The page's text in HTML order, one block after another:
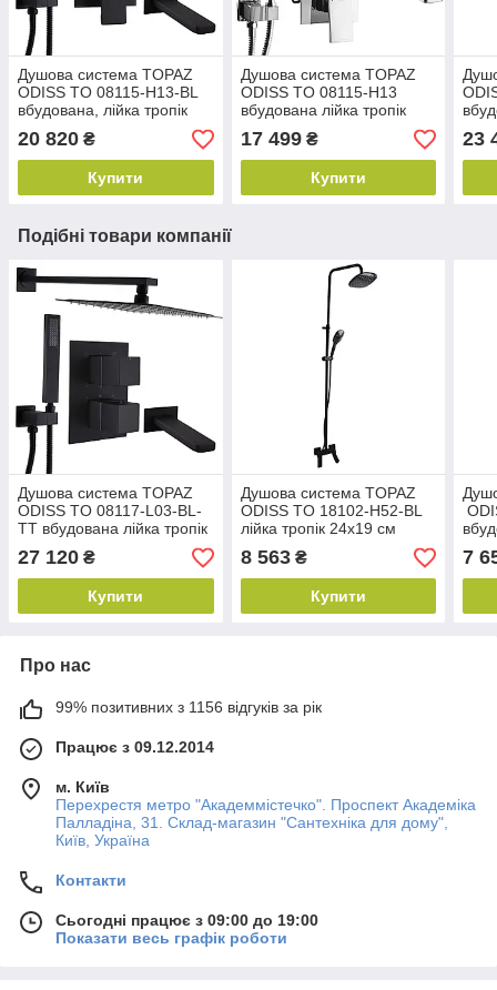
Душова система TOPAZ
ODISS TO 08115-H13-BL
вбудована, лійка тропік
25*25см змішувач з
виливом латунь
20 820 ₴
Купити
Душова система TOPAZ
ODISS TO 08115-H13
вбудована лійка тропік
25*25см змішувач з
виливом латунь
17 499₴
Купити
23
Подібні товари компанії
Душова система TOPAZ
ODISS TO 08117-L03-BL-
TT вбудована лійка тропік
латунь
27 120 ₴
Купити
Душова система TOPAZ
ODISS TO 18102-H52-BL
лійка тропік 24х19 см
латунь у чорному кольорі
8 563₴
Купити
7
Про нас
99% позитивних з 1156 відгуків за рік
Працює з 09.12.2014
м. Київ
Перехрестя метро "Академмістечко". Проспект Академіка
Палладіна, 31. Склад-магазин "Сантехніка для дому",
Київ, Україна
Контакти
Сьогодні працює з 09:00 до 19:00
Показати весь графік роботи